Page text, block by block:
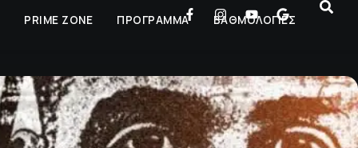
PRIME ZONE ΠΡΟΓΡΑΜΜΑ ΒΑΘΜΟΛΟΓΙΕΣ